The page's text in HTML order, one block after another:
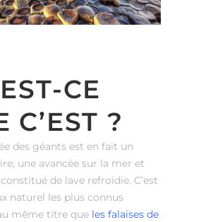
CE
C’EST ?
des géants est en fait un
une avancée sur la mer et
de lave refroidie. C’est
naturel les plus connus
même titre que les falaises de